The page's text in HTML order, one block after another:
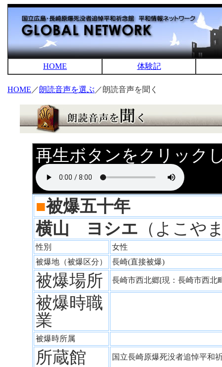
HOME 体験記
HOME ／朗読音声を選ぶ ／朗読音声を聞く
再生ボタンをクリック
■被爆五十年
横山 ヨシエ （よこ
性別
女性
被爆地（被爆区分）
長崎(直接被爆)
被爆場所 長崎市西北郷[現：長崎市西
被爆時職
業
被爆時所属
所蔵館 国立長崎原爆死没者追悼平